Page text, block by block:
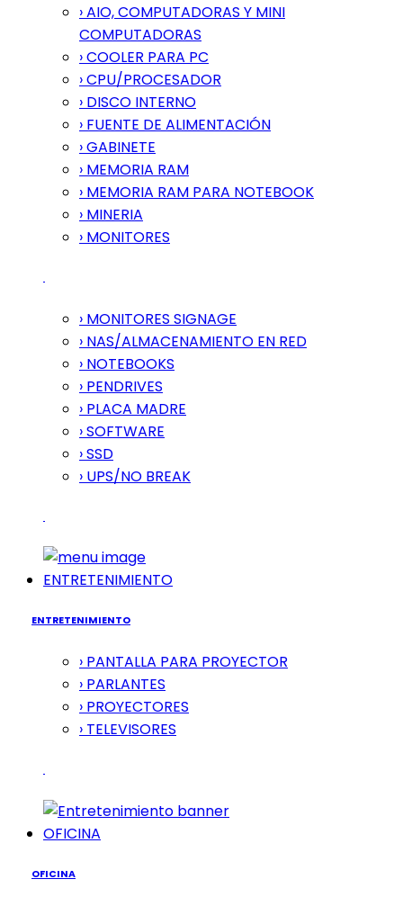
› AIO, COMPUTADORAS Y MINI
COMPUTADORAS
› COOLER PARA PC
› CPU/PROCESADOR
› DISCO INTERNO
› FUENTE DE ALIMENTACIÓN
› GABINETE
› MEMORIA RAM
› MEMORIA RAM PARA NOTEBOOK
› MINERIA
› MONITORES
› MONITORES SIGNAGE
› NAS/ALMACENAMIENTO EN RED
› NOTEBOOKS
› PENDRIVES
› PLACA MADRE
› SOFTWARE
› SSD
› UPS/NO BREAK
ENTRETENIMIENTO
ENTRETENIMIENTO
› PANTALLA PARA PROYECTOR
› PARLANTES
› PROYECTORES
› TELEVISORES
OFICINA
OFICINA